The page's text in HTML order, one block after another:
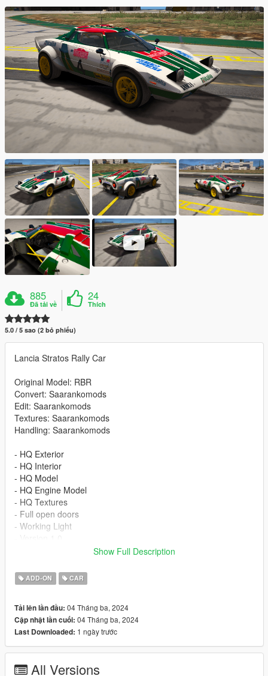
885
Đã tải về
24
Thích
5.0 / 5 sao (2 bỏ phiếu)
Lancia Stratos Rally Car
Original Model: RBR
Convert: Saarankomods
Edit: Saarankomods
Textures: Saarankomods
Handling: Saarankomods
- HQ Exterior
- HQ Interior
- HQ Model
- HQ Engine Model
- HQ Textures
- Full open doors
- Working Light
-Drag or Import the mod folder into your
-Add the entry "stratos" into your
mods/update/update.rpf/data/dlclist.xml file using OPENIV
Spawn Name: stratos
Please subscribe to my YouTube channel so I can make more
Show Full Description
ADD-ON CAR
Tải lên lần đầu: 04 Tháng ba, 2024
Cập nhật lần cuối: 04 Tháng ba, 2024
Last Downloaded: 1 ngày trước
All Versions